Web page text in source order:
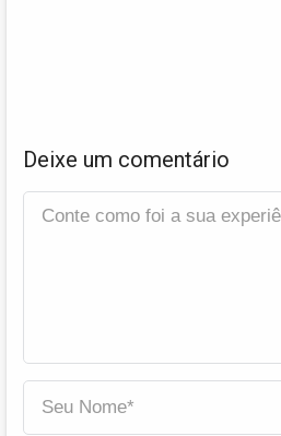
Deixe um comentário